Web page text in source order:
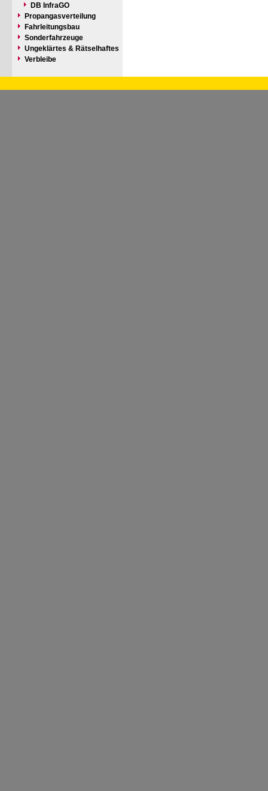
DB InfraGO
Propangasverteilung
Fahrleitungsbau
Sonderfahrzeuge
Ungeklärtes & Rätselhaftes
Verbleibe